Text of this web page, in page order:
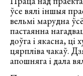
ўсе вялі іншыя
вельмі марудна
пастаянна
доўга і якасна, ці
цярпліва чакаў.
апошняга і дала